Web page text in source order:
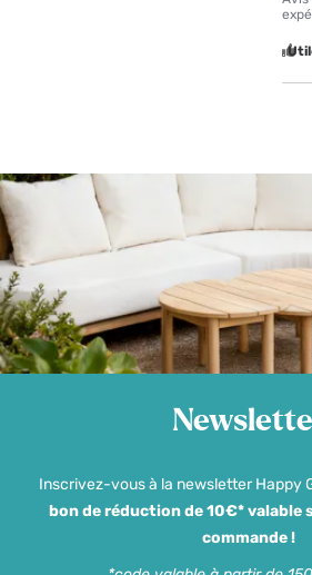
Inscrivez-vous à la newsletter Happy
bon de réduction de 10€* valable
commande !